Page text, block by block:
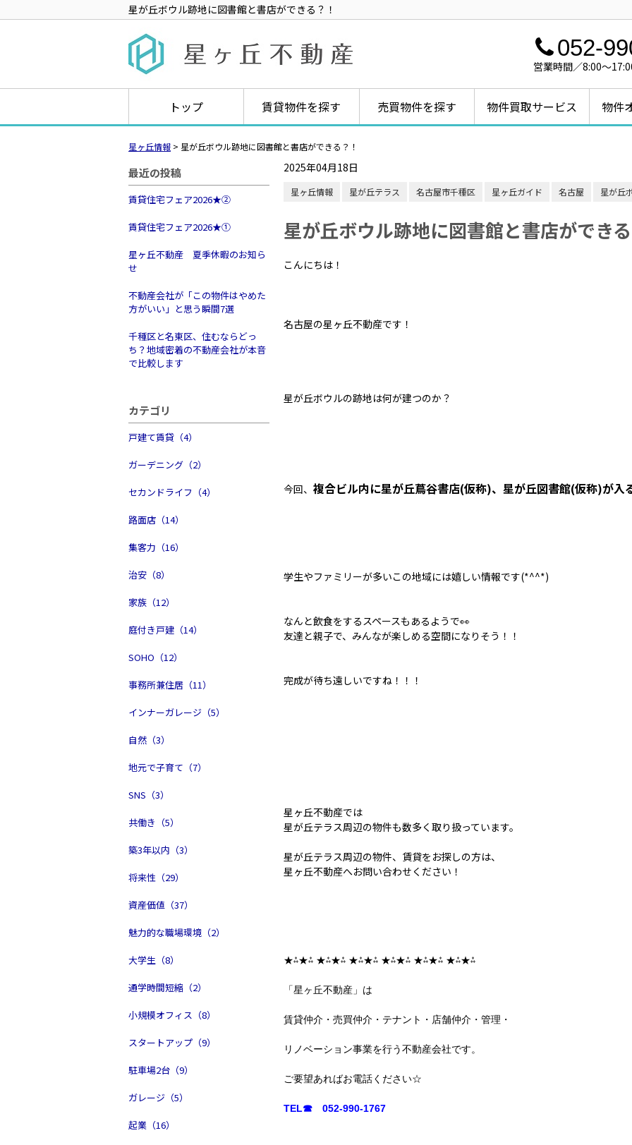
星が丘ボウル跡地に図書館と書店ができる？！
052-
営業時間／8:00～
トップ 賃貸物件を探す 売買物件を探す 物件買取サービス 物件
星ヶ丘情報 > 星が丘ボウル跡地に図書館と書店ができる？！
最近の投稿
賃貸住宅フェア2026★➁
賃貸住宅フェア2026★①
星ヶ丘不動産 夏季休暇のお知ら
せ
不動産会社が「この物件はやめた
方がいい」と思う瞬間7選
千種区と名東区、住むならどっ
ち？地域密着の不動産会社が本音
で比較します
カテゴリ
戸建て賃貸（4）
ガーデニング（2）
セカンドライフ（4）
路面店（14）
集客力（16）
治安（8）
家族（12）
庭付き戸建（14）
SOHO（12）
事務所兼住居（11）
インナーガレージ（5）
自然（3）
地元で子育て（7）
SNS（3）
共働き（5）
築3年以内（3）
将来性（29）
資産価値（37）
魅力的な職場環境（2）
大学生（8）
通学時間短縮（2）
小規模オフィス（8）
スタートアップ（9）
駐車場2台（9）
ガレージ（5）
起業（16）
2025年04月18日
星ヶ丘情報 星が丘テラス 名古屋市千種区 星ヶ丘ガイド 名古屋 星が丘
星が丘ボウル跡地に図書館と書店ができ
こんにちは！
名古屋の星ヶ丘不動産です！
星が丘ボウルの跡地は何が建つのか？
今回、 複合ビル内に星が丘蔦谷書店(仮称)、星が丘図書館(仮称)が
学生やファミリーが多いこの地域には嬉しい情報です(*^^*)
なんと飲食をするスペースもあるようで👀
友達と親子で、みんなが楽しめる空間になりそう！！
完成が待ち遠しいですね！！！
星ヶ丘不動産では
星が丘テラス周辺の物件も数多く取り扱っています。
星が丘テラス周辺の物件、賃貸をお探しの方は、
星ヶ丘不動産へお問い合わせください！
★⁂★⁂ ★⁂★⁂ ★⁂★⁂ ★⁂★⁂ ★⁂★⁂ ★⁂★⁂
「星ヶ丘不動産」は
賃貸仲介・売買仲介・テナント・店舗仲介・管理・
リノベーション事業を行う不動産会社です。
ご要望あればお電話ください☆
TEL☎ 052-990-1767